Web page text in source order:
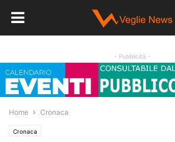
- Pubblicità -
Home Cronaca
Cronaca